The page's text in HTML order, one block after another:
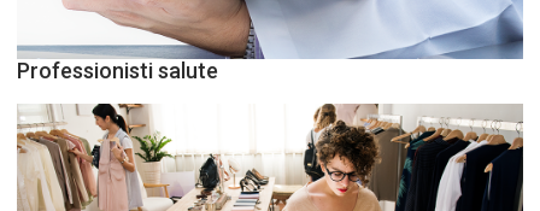
Professionisti salute